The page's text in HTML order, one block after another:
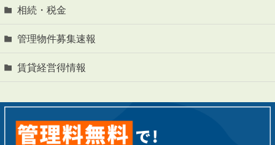
相続・税金
管理物件募集速報
賃貸経営得情報